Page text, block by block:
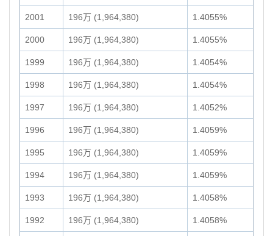
2001 196万 (1,964,380) 1.4055%
2000 196万 (1,964,380) 1.4055%
1999 196万 (1,964,380) 1.4054%
1998 196万 (1,964,380) 1.4054%
1997 196万 (1,964,380) 1.4052%
1996 196万 (1,964,380) 1.4059%
1995 196万 (1,964,380) 1.4059%
1994 196万 (1,964,380) 1.4059%
1993 196万 (1,964,380) 1.4058%
1992 196万 (1,964,380) 1.4058%